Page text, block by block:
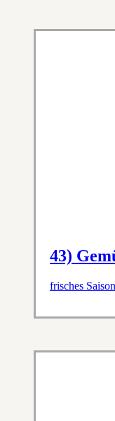
43)
frisches